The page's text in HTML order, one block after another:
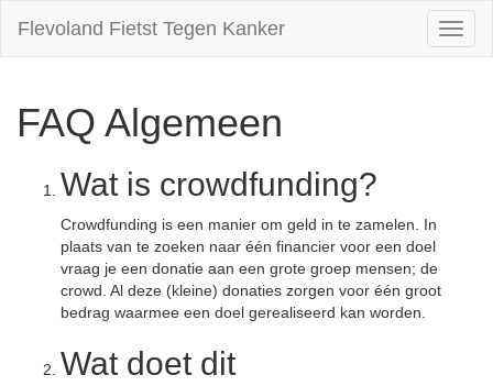
Flevoland Fietst Tegen Kanker
FAQ Algemeen
Wat is crowdfunding?
Crowdfunding is een manier om geld in te zamelen. In
plaats van te zoeken naar één financier voor een doel
vraag je een donatie aan een grote groep mensen; de
crowd. Al deze (kleine) donaties zorgen voor één groot
bedrag waarmee een doel gerealiseerd kan worden.
Wat doet dit